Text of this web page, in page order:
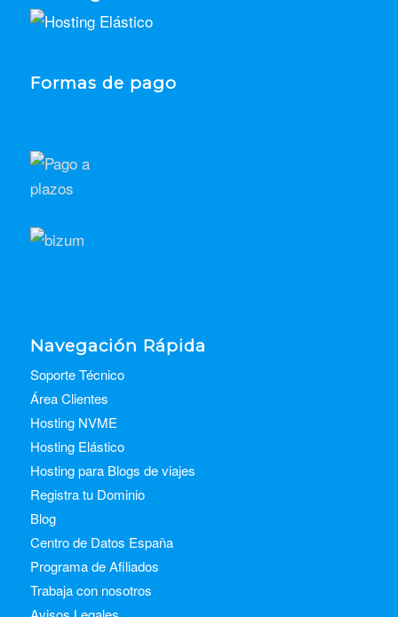
Formas de pago
Navegación Rápida
Soporte Técnico
Área Clientes
Hosting NVME
Hosting Elástico
Hosting para Blogs de viajes
Registra tu Dominio
Blog
Centro de Datos España
Programa de Afiliados
Trabaja con nosotros